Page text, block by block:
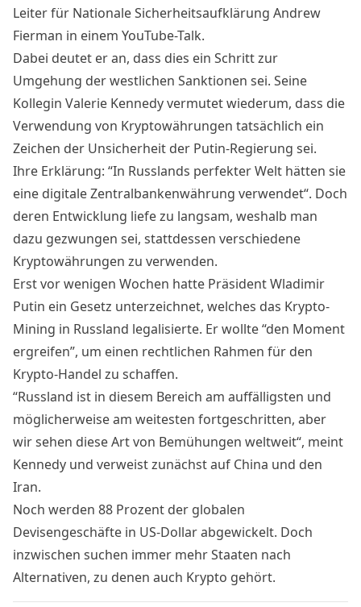
Leiter für Nationale Sicherheitsaufklärung Andrew
Fierman in einem YouTube-Talk.
Dabei deutet er an, dass dies ein Schritt zur
Umgehung der westlichen Sanktionen sei. Seine
Kollegin Valerie Kennedy vermutet wiederum, dass die
Verwendung von Kryptowährungen tatsächlich ein
Zeichen der Unsicherheit der Putin-Regierung sei.
Ihre Erklärung: “In Russlands perfekter Welt hätten sie
eine digitale Zentralbankenwährung verwendet“. Doch
deren Entwicklung liefe zu langsam, weshalb man
dazu gezwungen sei, stattdessen verschiedene
Kryptowährungen zu verwenden.
Erst vor wenigen Wochen hatte Präsident Wladimir
Putin ein Gesetz unterzeichnet, welches das Krypto-
Mining in Russland legalisierte. Er wollte “den Moment
ergreifen”, um einen rechtlichen Rahmen für den
Krypto-Handel zu schaffen.
“Russland ist in diesem Bereich am auffälligsten und
möglicherweise am weitesten fortgeschritten, aber
wir sehen diese Art von Bemühungen weltweit“, meint
Kennedy und verweist zunächst auf China und den
Iran.
Noch werden 88 Prozent der globalen
Devisengeschäfte in US-Dollar abgewickelt. Doch
inzwischen suchen immer mehr Staaten nach
Alternativen, zu denen auch Krypto gehört.